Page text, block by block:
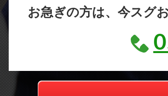
お急ぎの方は、今スグ